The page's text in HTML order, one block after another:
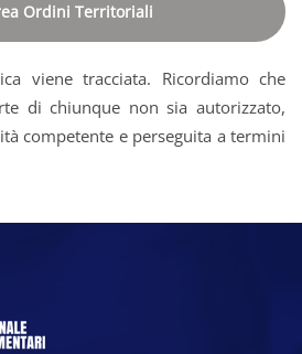
Ordini Territoriali
viene tracciata. Ricordiamo che
di chiunque non sia autorizzato,
competente e perseguita a termini